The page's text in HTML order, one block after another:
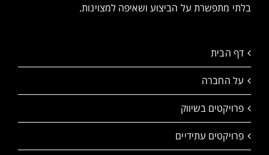
בלתי מתפשרת על הביצוע ושאיפה למצוינות.
דף הבית
על החברה
פרויקטים בשיווק
פרויקטים עתידיים